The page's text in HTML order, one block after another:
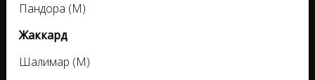
Пандора (M)
Жаккард
Шалимар (M)